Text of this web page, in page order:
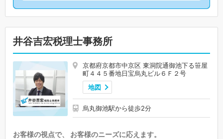
井谷吉宏税理士事務所
京都府京都市中京区 東洞院通御池下る笹屋
町４４５番地日宝烏丸ビル６Ｆ２号
地図
烏丸御池駅から徒歩2分
お客様の視点で、 お客様のニーズに応えます。